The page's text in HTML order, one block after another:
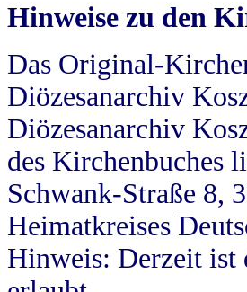
Hinweise zu den
Das Original-
Diözesanarchiv
Diözesanarchiv
des Kirchenbuches
Schwank-Straße 8,
Heimatkreises
Hinweis: Derzeit ist